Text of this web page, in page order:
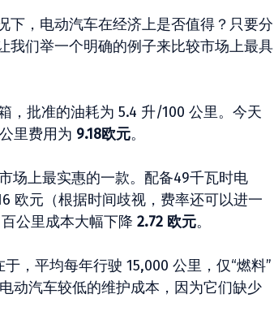
下，电动汽车在经济上是否值得？只要分
我们举一个明确的例子来比较市场上最具
，批准的油耗为 5.4 升/100 公里。今天
里费用为 9.18欧元。
场上最实惠的一款。配备49千瓦时电
欧元（根据时间歧视，费率还可以进一
公里成本大幅下降 2.72 欧元。
，平均每年行驶 15,000 公里，仅“燃料”
动汽车较低的维护成本，因为它们缺少